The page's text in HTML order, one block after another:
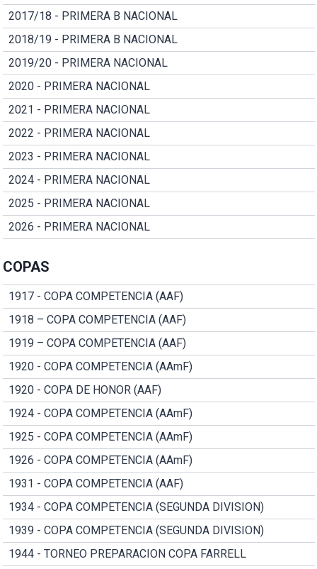
2017/18 - PRIMERA B NACIONAL
2018/19 - PRIMERA B NACIONAL
2019/20 - PRIMERA NACIONAL
2020 - PRIMERA NACIONAL
2021 - PRIMERA NACIONAL
2022 - PRIMERA NACIONAL
2023 - PRIMERA NACIONAL
2024 - PRIMERA NACIONAL
2025 - PRIMERA NACIONAL
2026 - PRIMERA NACIONAL
COPAS
1917 - COPA COMPETENCIA (AAF)
1918 – COPA COMPETENCIA (AAF)
1919 – COPA COMPETENCIA (AAF)
1920 - COPA COMPETENCIA (AAmF)
1920 - COPA DE HONOR (AAF)
1924 - COPA COMPETENCIA (AAmF)
1925 - COPA COMPETENCIA (AAmF)
1926 - COPA COMPETENCIA (AAmF)
1931 - COPA COMPETENCIA (AAF)
1934 - COPA COMPETENCIA (SEGUNDA DIVISION)
1939 - COPA COMPETENCIA (SEGUNDA DIVISION)
1944 - TORNEO PREPARACION COPA FARRELL